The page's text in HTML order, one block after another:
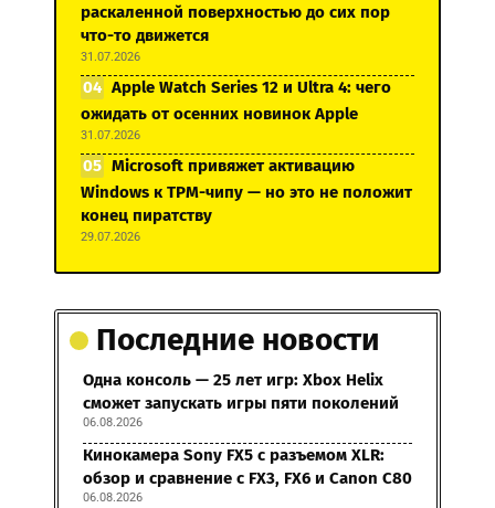
раскаленной поверхностью до сих пор
что-то движется
31.07.2026
Apple Watch Series 12 и Ultra 4: чего
ожидать от осенних новинок Apple
31.07.2026
Microsoft привяжет активацию
Windows к TPM-чипу — но это не положит
конец пиратству
29.07.2026
Последние новости
Одна консоль — 25 лет игр: Xbox Helix
сможет запускать игры пяти поколений
06.08.2026
Кинокамера Sony FX5 с разъемом XLR:
обзор и сравнение с FX3, FX6 и Canon C80
06.08.2026